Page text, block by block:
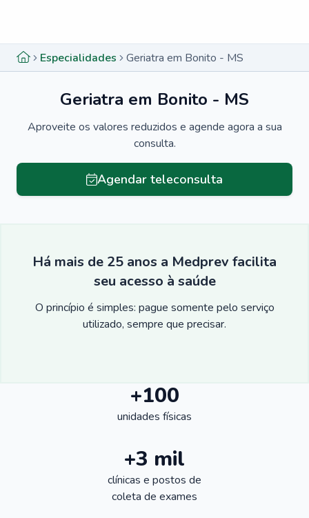
Especialidades Geriatra em Bonito - MS
Geriatra em Bonito - MS
Aproveite os valores reduzidos e agende agora a sua
consulta.
Agendar teleconsulta
Há mais de 25 anos a Medprev facilita
seu acesso à saúde
O princípio é simples: pague somente pelo serviço
utilizado, sempre que precisar.
+100
unidades físicas
+3 mil
clínicas e postos de
coleta de exames